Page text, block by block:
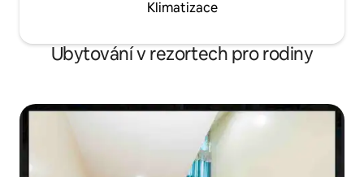
Klimatizace
Ubytování v rezortech pro rodiny